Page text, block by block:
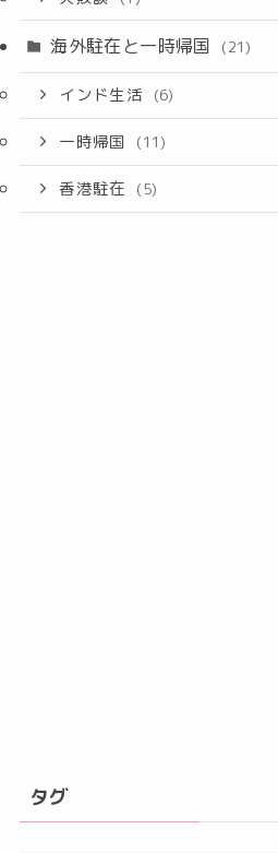
海外駐在と一時帰国 (21)
インド生活 (6)
一時帰国 (11)
香港駐在 (5)
タグ